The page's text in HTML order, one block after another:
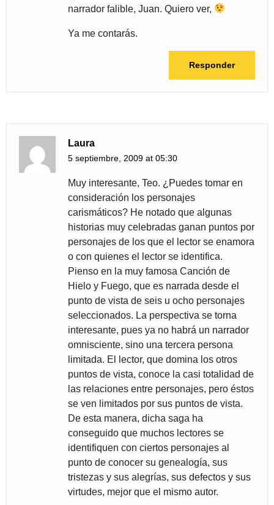
narrador falible, Juan. Quiero ver,
Ya me contarás.
Responder
Laura
5 septiembre, 2009 at 05:30
Muy interesante, Teo. ¿Puedes tomar en
consideración los personajes
carismáticos? He notado que algunas
historias muy celebradas ganan puntos por
personajes de los que el lector se enamora
o con quienes el lector se identifica.
Pienso en la muy famosa Canción de
Hielo y Fuego, que es narrada desde el
punto de vista de seis u ocho personajes
seleccionados. La perspectiva se torna
interesante, pues ya no habrá un narrador
omnisciente, sino una tercera persona
limitada. El lector, que domina los otros
puntos de vista, conoce la casi totalidad de
las relaciones entre personajes, pero éstos
se ven limitados por sus puntos de vista.
De esta manera, dicha saga ha
conseguido que muchos lectores se
identifiquen con ciertos personajes al
punto de conocer su genealogía, sus
tristezas y sus alegrías, sus defectos y sus
virtudes, mejor que el mismo autor.